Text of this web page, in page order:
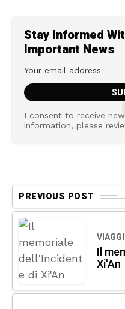
Stay Informed
Important News
I consent to receive
information, please
PREVIOUS POST
VIAGGI
Il
Xi'An